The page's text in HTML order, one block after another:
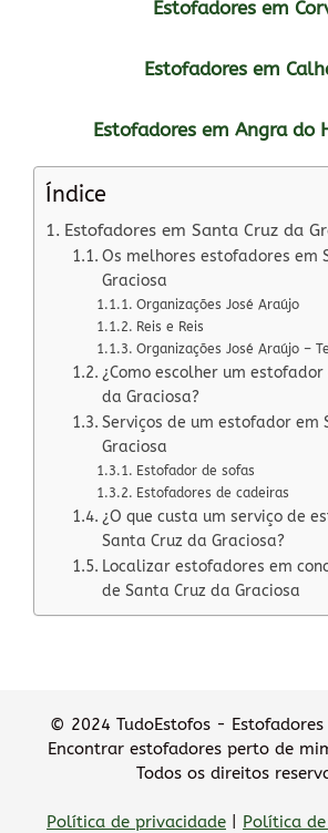
Estofadores em
Estofadores em
Estofadores em Angra do
Índice
Estofadores em Santa Cruz da
Os melhores estofadores em
Graciosa
Organizações José Araújo
Reis e Reis
Organizações José Araújo –
¿Como escolher um
da Graciosa?
Serviços de um estofador em
Graciosa
Estofador de sofas
Estofadores de cadeiras
¿O que custa um serviço de
Santa Cruz da Graciosa?
Localizar estofadores em
de Santa Cruz da Graciosa
© 2024 TudoEstofos - Estofadores
Encontrar estofadores perto de
Todos os direitos
Política de privacidade Política